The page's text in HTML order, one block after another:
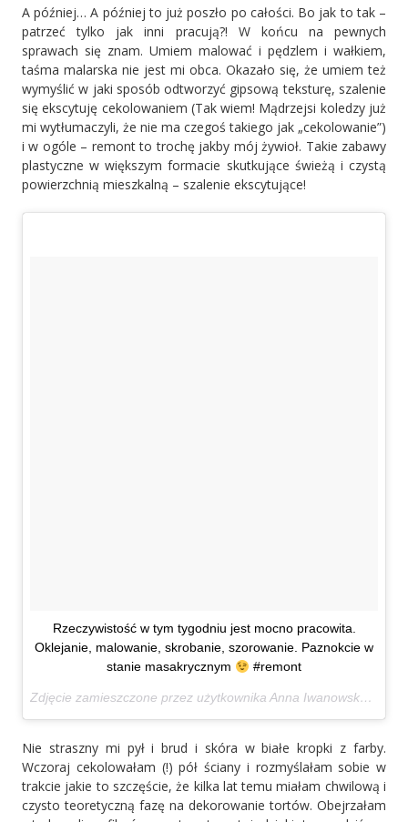
A później… A później to już poszło po całości. Bo jak to tak –
patrzeć tylko jak inni pracują?! W końcu na pewnych
sprawach się znam. Umiem malować i pędzlem i wałkiem,
taśma malarska nie jest mi obca. Okazało się, że umiem też
wymyślić w jaki sposób odtworzyć gipsową teksturę, szalenie
się ekscytuję cekolowaniem (Tak wiem! Mądrzejsi koledzy już
mi wytłumaczyli, że nie ma czegoś takiego jak „cekolowanie”)
i w ogóle – remont to trochę jakby mój żywioł. Takie zabawy
plastyczne w większym formacie skutkujące świeżą i czystą
powierzchnią mieszkalną – szalenie ekscytujące!
Rzeczywistość w tym tygodniu jest mocno pracowita.
Oklejanie, malowanie, skrobanie, szorowanie. Paznokcie w
stanie masakrycznym
#remont
Zdjęcie zamieszczone przez użytkownika Anna Iwanowska (@anai_pl)
Nie straszny mi pył i brud i skóra w białe kropki z farby.
Wczoraj cekolowałam (!) pół ściany i rozmyślałam sobie w
trakcie jakie to szczęście, że kilka lat temu miałam chwilową i
czysto teoretyczną fazę na dekorowanie tortów. Obejrzałam